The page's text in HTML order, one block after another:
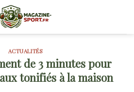
ACTUALITÉS
de 3 minutes pour
tonifiés à la maison